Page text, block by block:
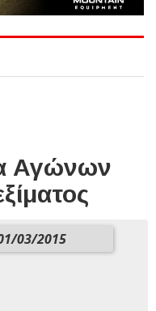
Αγώνων
03/2015